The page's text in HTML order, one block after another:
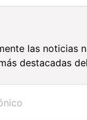
las noticias
destacadas